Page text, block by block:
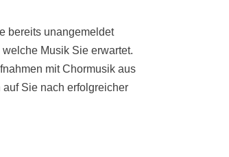
bereits unangemeldet
Musik Sie erwartet.
mit Chormusik aus
Sie nach erfolgreicher